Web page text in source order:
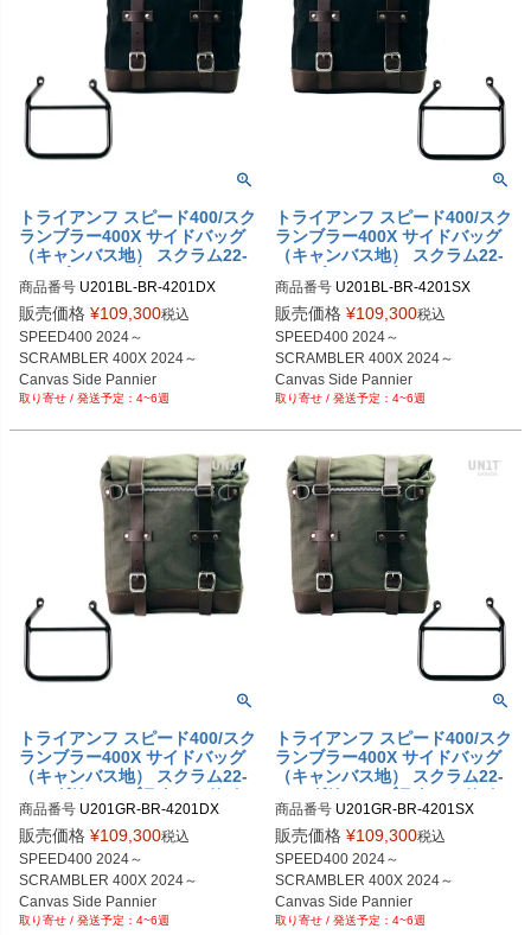
トライアンフ スピード400/スク
ランブラー400X サイドバッグ
（キャンバス地） スクラム22-
30L ブラック/ブラウン＆サイ
ドバッグサポート フレーム右側
キット ユニットガレージ
商品番号 U201BL-BR-4201DX
U201BL_BR+4201DX
販売価格 ¥109,300税込
SPEED400 2024～
SCRAMBLER 400X 2024～
Canvas Side Pannier
Scram 22L-30L
4~6週
トライアンフ スピード400/スク
ランブラー400X サイドバッグ
（キャンバス地） スクラム22-
30L ブラック/ブラウン＆サイ
ドバッグサポート フレーム左側
キット ユニットガレージ
商品番号 U201BL-BR-4201SX
U201BL_BR+4201SX
販売価格 ¥109,300税込
SPEED400 2024～
SCRAMBLER 400X 2024～
Canvas Side Pannier
Scram 22L-30L
4~6週
トライアンフ スピード400/スク
ランブラー400X サイドバッグ
（キャンバス地） スクラム22-
30L グリーン/ブラウン＆サイ
ドバッグサポート フレーム右側
キット ユニットガレージ
商品番号 U201GR-BR-4201DX
U201GR_BR+4201DX
販売価格 ¥109,300税込
SPEED400 2024～
SCRAMBLER 400X 2024～
Canvas Side Pannier
Scram 22L-30L
4~6週
トライアンフ スピード400/スク
ランブラー400X サイドバッグ
（キャンバス地） スクラム22-
30L グリーン/ブラウン＆サイ
ドバッグサポート フレーム左側
キット ユニットガレージ
商品番号 U201GR-BR-4201SX
U201GR_BR+4201SX
販売価格 ¥109,300税込
SPEED400 2024～
SCRAMBLER 400X 2024～
Canvas Side Pannier
Scram 22L-30L
4~6週